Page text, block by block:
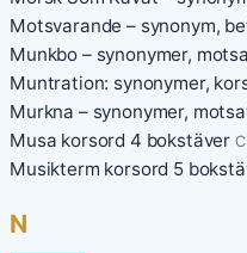
Motsvarande – synonym,
Munkbo – synonymer,
Muntration: synonymer,
Murkna – synonymer,
Musa korsord 4 bokstäver
Musikterm korsord 5
N